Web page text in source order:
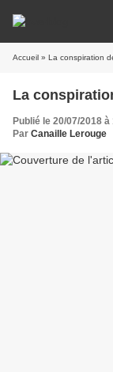
Accueil » La conspiration
La
Publié le 20/07/2018 à
Par Canaille Lerouge